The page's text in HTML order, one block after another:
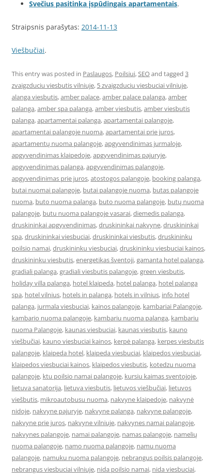
Svečius pasitinka įspūdingais apartamentais.
Straipsnis parašytas: 2014-11-13
Viešbučiai.
This entry was posted in Paslaugos, Poilsiui,SEOand tagged 3
zvaigzduciu viesbutis vilniuje, 5 zvaigzduciu viesbuciai vilniuje,
alanga viesbutis,amber palace,amber palace palanga,amber
palanga,amber spa palanga,amber viesbutis,amber viesbutis
palanga,apartamentai palanga,apartamentai palangoje,
apartamentai palangoje nuoma,apartamentai prie juros,
apartamentų nuoma palangoje,apgyvendinimas jurmaloje,
apgyvendinimas klaipedoje,apgyvendinimas pajuryje,
apgyvendinimas palanga,apgyvendinimas palangoje,
apgyvendinimas prie juros,atostogos palangoje, booking palanga,
butai nuomai palangoje, butai palangoje nuoma, butas palangoje
nuoma, buto nuoma palanga, buto nuoma palangoje, butų nuoma
palangoje, butu nuoma palangoje vasarai,diemedis palanga,
druskininkai apgyvendinimas,druskininkai nakvyne,druskininkai
spa,druskininkai viesbuciai,druskininkai viesbutis,druskininku
poilsio namai,druskininku viesbuciai,druskininku viesbuciai kainos,
druskininku viesbutis,energetikas šventoji,gamanta hotel palanga,
gradiali palanga,gradiali viesbutis palangoje,green viesbutis,
holiday villa palanga, hotel klaipeda, hotel palanga, hotel palanga
spa, hotel vilnius, hotels in palanga, hotels in vilnius, info hotel
palanga, jurmala viesbuciai, kainos palangoje, kambariai Palangoje,
kambario nuoma palangoje, kambariu nuoma palanga, kambariu
nuoma Palangoje, kaunas viesbuciai, kaunas viesbutis, kauno
viešbučiai, kauno viesbuciai kainos, kerpė palanga, kerpes viesbutis
palangoje, klaipeda hotel, klaipeda viesbuciai, klaipedos viesbuciai,
klaipedos viesbuciai kainos, klaipedos viesbutis, kotedzu nuoma
palangoje, ktu poilsio namai palangoje, kursiu kaimas sventojoje,
lietuva sanatorija, lietuva viesbutis, lietuvos viešbučiai, lietuvos
viešbutis, mikroautobusu nuoma, nakvyne klaipedoje, nakvynė
nidoje, nakvyne pajuryje, nakvyne palanga, nakvyne palangoje,
nakvyne prie juros, nakvyne vilniuje, nakvynes namai palangoje,
nakvynes palangoje, namai palangoje, namas palangoje, namelių
nuoma palangoje, namo nuoma palangoje, namu nuoma
palangoje, namuku nuoma palangoje, nebrangus poilsis palangoje,
nebrangus viesbuciai vilniuje, nida poilsio namai, nida viesbuciai,